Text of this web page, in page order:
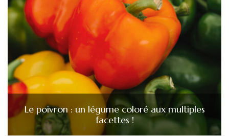
Le poivron : un légume coloré aux multiples
facettes !